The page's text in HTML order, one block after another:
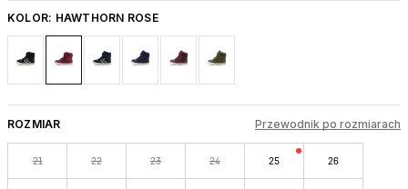
KOLOR: HAWTHORN ROSE
ROZMIAR Przewodnik po rozmiarach
21 22 23 24 25 26